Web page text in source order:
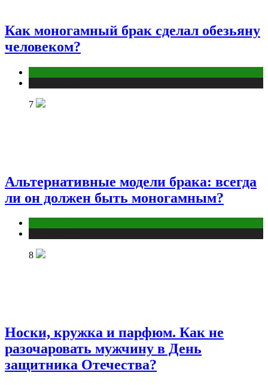
Как моногамный брак сделал обезьяну
человеком?
7
Альтернативные модели брака: всегда
ли он должен быть моногамным?
8
Носки, кружка и парфюм. Как не
разочаровать мужчину в День
защитника Отечества?